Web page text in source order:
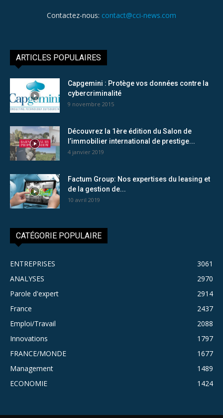
Contactez-nous: contact@cci-news.com
ARTICLES POPULAIRES
Capgemini : Protège vos données contre la
cybercriminalité
9 novembre 2015
Découvrez la 1ère édition du Salon de
l’immobilier international de prestige...
4 janvier 2019
Factum Group: Nos expertises du leasing et
de la gestion de...
10 avril 2019
CATÉGORIE POPULAIRE
ENTREPRISES
3061
ANALYSES
2970
Parole d'expert
2914
France
2437
Emploi/Travail
2088
Innovations
1797
FRANCE/MONDE
1677
Management
1489
ECONOMIE
1424